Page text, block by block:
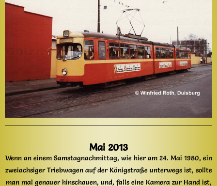
Mai 2013
Wenn an einem Samstagnachmittag, wie hier am 24. Mai 1980, ein
zweiachsiger Triebwagen auf der Königstraße unterwegs ist, sollte
man mal genauer hinschauen, und, falls eine Kamera zur Hand ist,